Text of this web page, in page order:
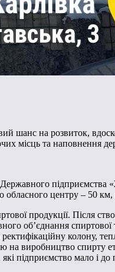
шанс на розвиток,
місць та наповнення
обласного центру – 50
продукції. Після
об’єднання
колону,
на виробництво спирту
підприємство мало і до